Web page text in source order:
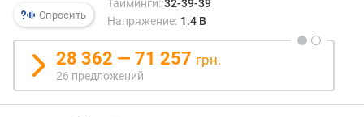
в
л
е
н
и
я
Спросить
8000
CL38
Тайминги: 32-39-39
Напряжение: 1.4 В
28 362 — 71 257 грн.
26 предложений